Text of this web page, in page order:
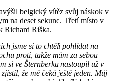
belgický vítěz svůj náskok v
na deset sekund. Třetí místo v
Richard Riška.
jsme si to chtěli pohlídat na
proti, takže mám za sebou
si ve Šternberku nastoupil už v
že mě čeká ještě jeden. Můj